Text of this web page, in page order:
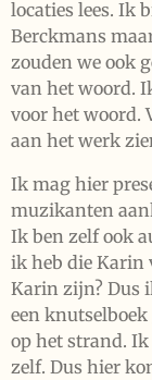
locaties lees. Ik
Berckmans
zouden we ook
van het woord.
voor het woord.
aan het werk
Ik mag hier
muzikanten
Ik ben zelf ook
ik heb die Karin
Karin zijn? Dus
een
op het strand. Ik
zelf. Dus hier